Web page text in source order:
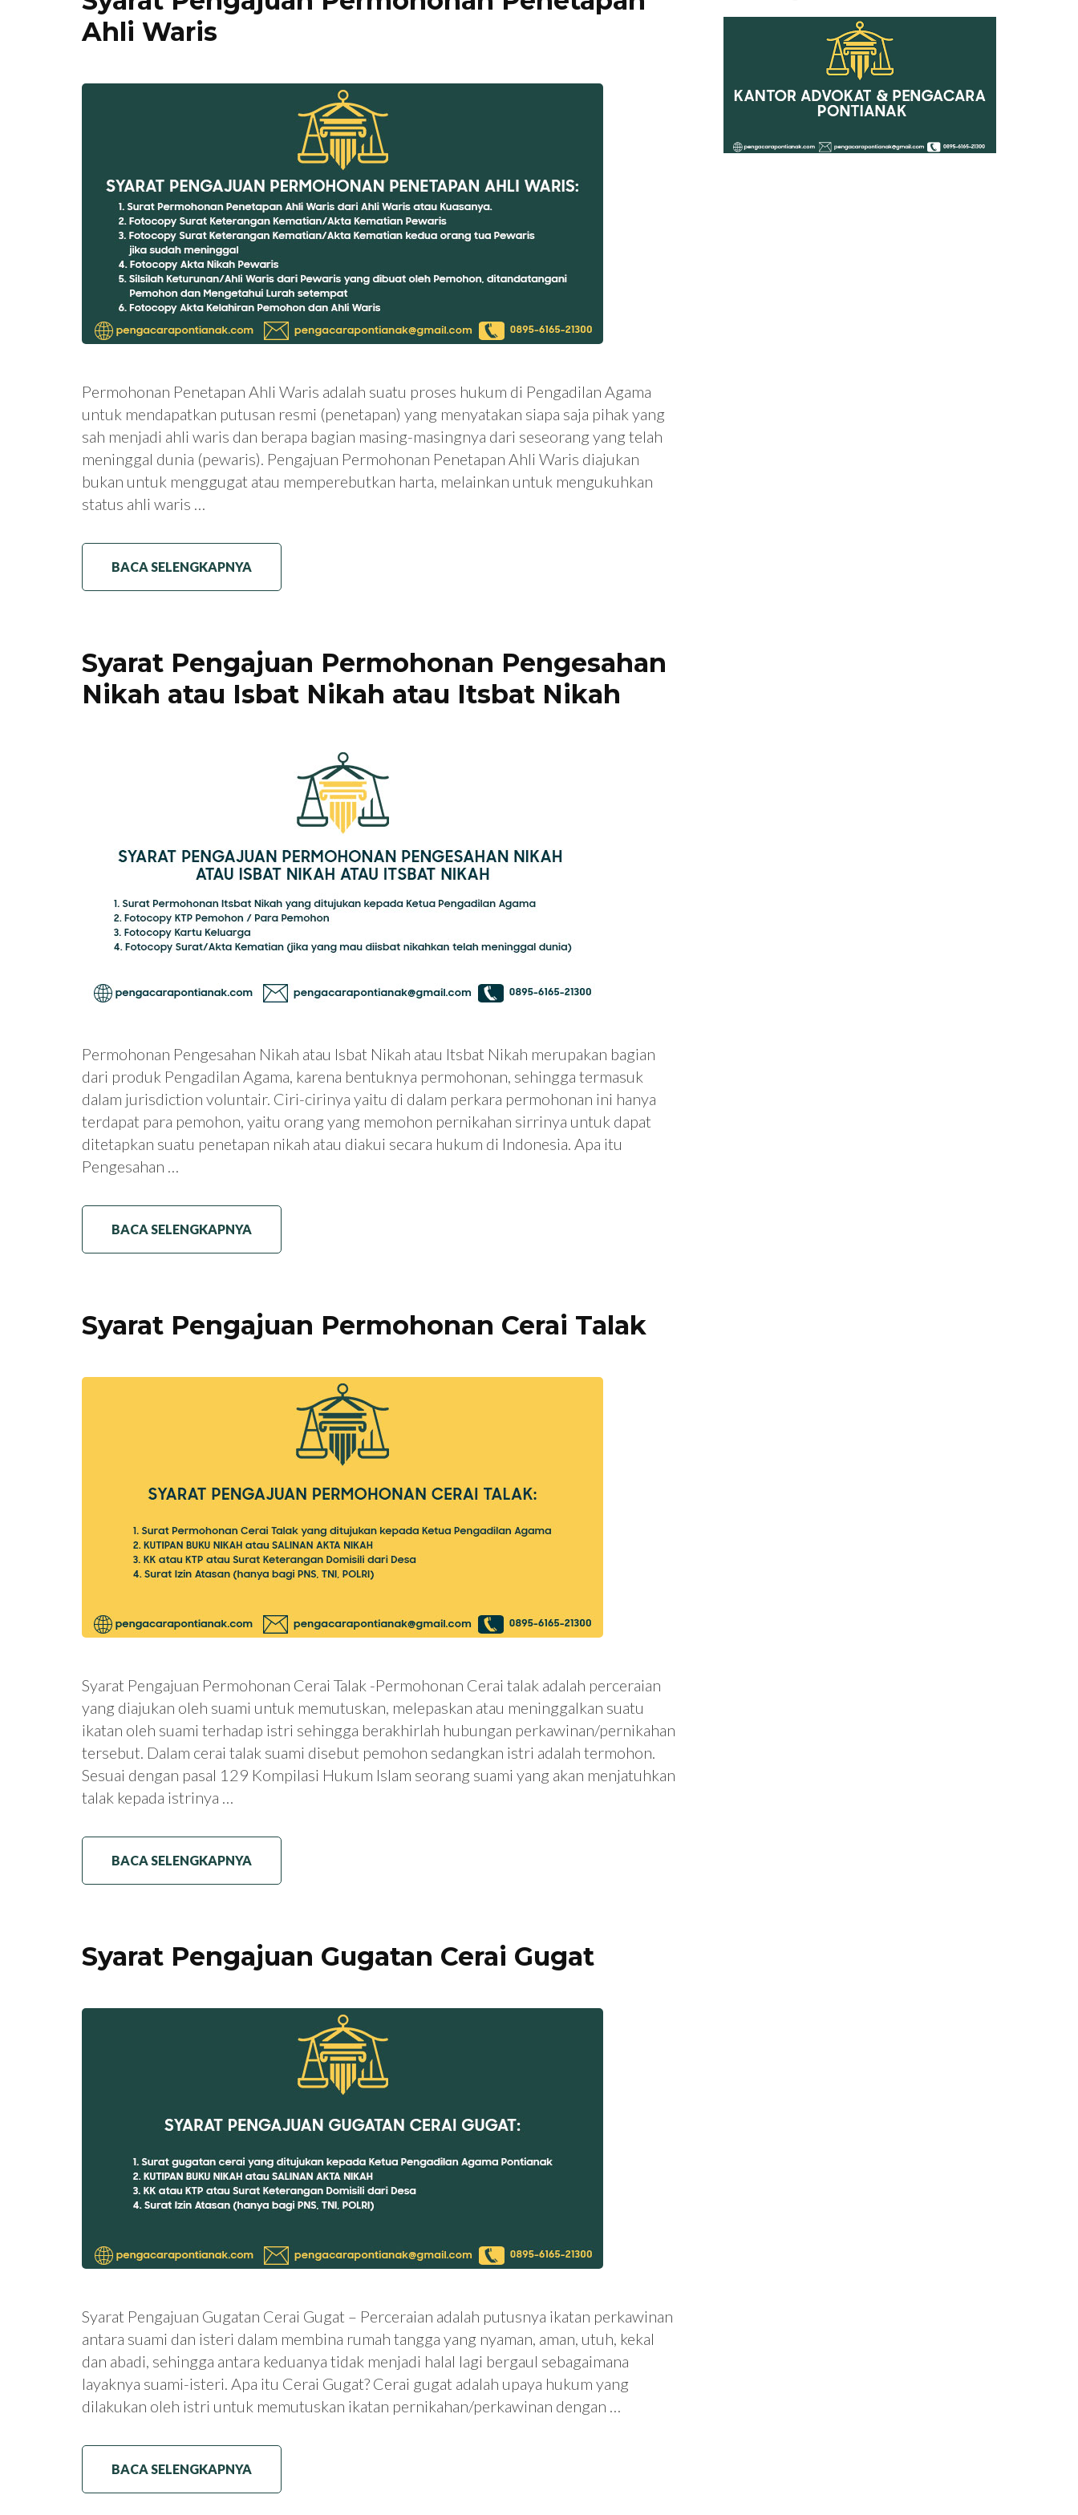
Ahli Waris
Permohonan Penetapan Ahli Waris adalah suatu proses hukum di Pengadilan Agama
untuk mendapatkan putusan resmi (penetapan) yang menyatakan siapa saja pihak yang
sah menjadi ahli waris dan berapa bagian masing-masingnya dari seseorang yang telah
meninggal dunia (pewaris). Pengajuan Permohonan Penetapan Ahli Waris diajukan
bukan untuk menggugat atau memperebutkan harta, melainkan untuk mengukuhkan
status ahli waris …
BACA SELENGKAPNYA
Syarat Pengajuan Permohonan Pengesahan
Nikah atau Isbat Nikah atau Itsbat Nikah
Permohonan Pengesahan Nikah atau Isbat Nikah atau Itsbat Nikah merupakan bagian
dari produk Pengadilan Agama, karena bentuknya permohonan, sehingga termasuk
dalam jurisdiction voluntair. Ciri-cirinya yaitu di dalam perkara permohonan ini hanya
terdapat para pemohon, yaitu orang yang memohon pernikahan sirrinya untuk dapat
ditetapkan suatu penetapan nikah atau diakui secara hukum di Indonesia. Apa itu
Pengesahan …
BACA SELENGKAPNYA
Syarat Pengajuan Permohonan Cerai Talak
Syarat Pengajuan Permohonan Cerai Talak -Permohonan Cerai talak adalah perceraian
yang diajukan oleh suami untuk memutuskan, melepaskan atau meninggalkan suatu
ikatan oleh suami terhadap istri sehingga berakhirlah hubungan perkawinan/pernikahan
tersebut. Dalam cerai talak suami disebut pemohon sedangkan istri adalah termohon.
Sesuai dengan pasal 129 Kompilasi Hukum Islam seorang suami yang akan menjatuhkan
talak kepada istrinya …
BACA SELENGKAPNYA
Syarat Pengajuan Gugatan Cerai Gugat
Syarat Pengajuan Gugatan Cerai Gugat – Perceraian adalah putusnya ikatan perkawinan
antara suami dan isteri dalam membina rumah tangga yang nyaman, aman, utuh, kekal
dan abadi, sehingga antara keduanya tidak menjadi halal lagi bergaul sebagaimana
layaknya suami-isteri. Apa itu Cerai Gugat? Cerai gugat adalah upaya hukum yang
dilakukan oleh istri untuk memutuskan ikatan pernikahan/perkawinan dengan …
BACA SELENGKAPNYA